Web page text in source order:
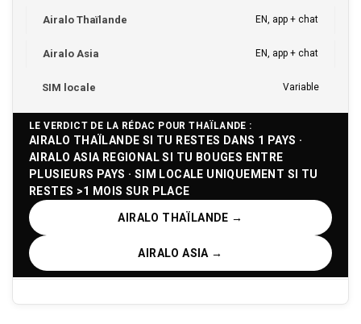
EN, app + chat
EN, app + chat
Variable
LE VERDICT DE LA RÉDAC POUR THAÏLANDE :
AIRALO THAÏLANDE SI TU RESTES DANS 1 PAYS ·
AIRALO ASIA REGIONAL SI TU BOUGES ENTRE
PLUSIEURS PAYS · SIM LOCALE UNIQUEMENT SI TU
RESTES >1 MOIS SUR PLACE
AIRALO THAÏLANDE →
AIRALO ASIA →